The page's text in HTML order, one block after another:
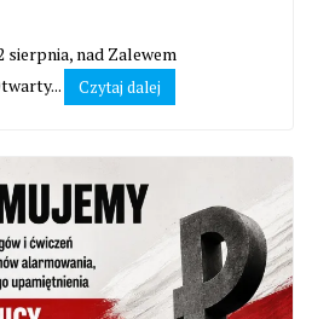
sierpnia, nad Zalewem
Czytaj dalej